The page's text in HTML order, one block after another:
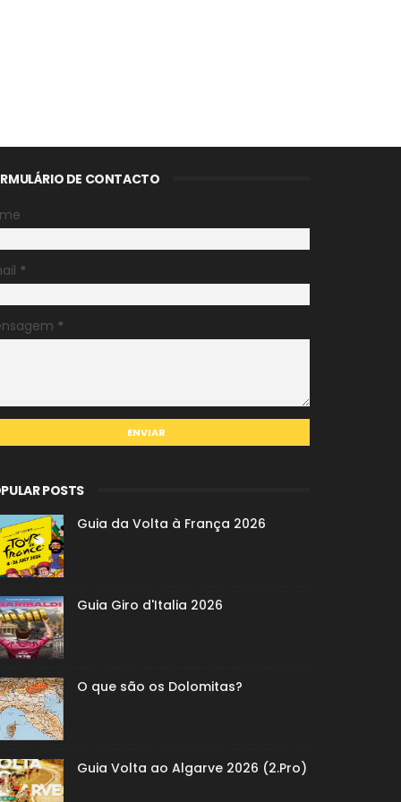
DE CONTACTO
*
*
POSTS
Guia da Volta à França 2026
Guia Giro d'Italia 2026
O que são os Dolomitas?
Guia Volta ao Algarve 2026 (2.Pro)